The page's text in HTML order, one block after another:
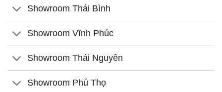
Showroom Thái Bình
Showroom Vĩnh Phúc
Showroom Thái Nguyên
Showroom Phú Thọ